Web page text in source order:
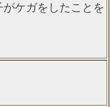
ケガをしたことを